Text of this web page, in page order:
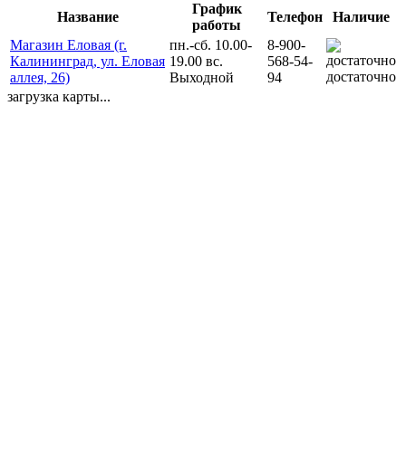
Название
График
работы
Телефон
Наличие
Магазин Еловая (г.
Калининград, ул. Еловая
аллея, 26)
пн.-сб. 10.00-
19.00 вс.
Выходной
8-900-
568-54-
94
достаточно
загрузка карты...